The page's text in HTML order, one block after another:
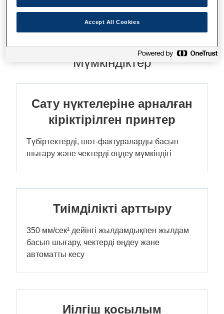
Мүмкіндіктер
Сату нүктелеріне арналған
кіріктірілген принтер
Түбіртектерді, шот-фактураларды басып
шығару және чектерді өңдеу мүмкіндігі
Тиімділікті арттыру
350 мм/сек¹ дейінгі жылдамдықпен жылдам
басып шығару, чектерді өңдеу және
автоматты кесу
Иілгіш қосылым
Accept All Cookies